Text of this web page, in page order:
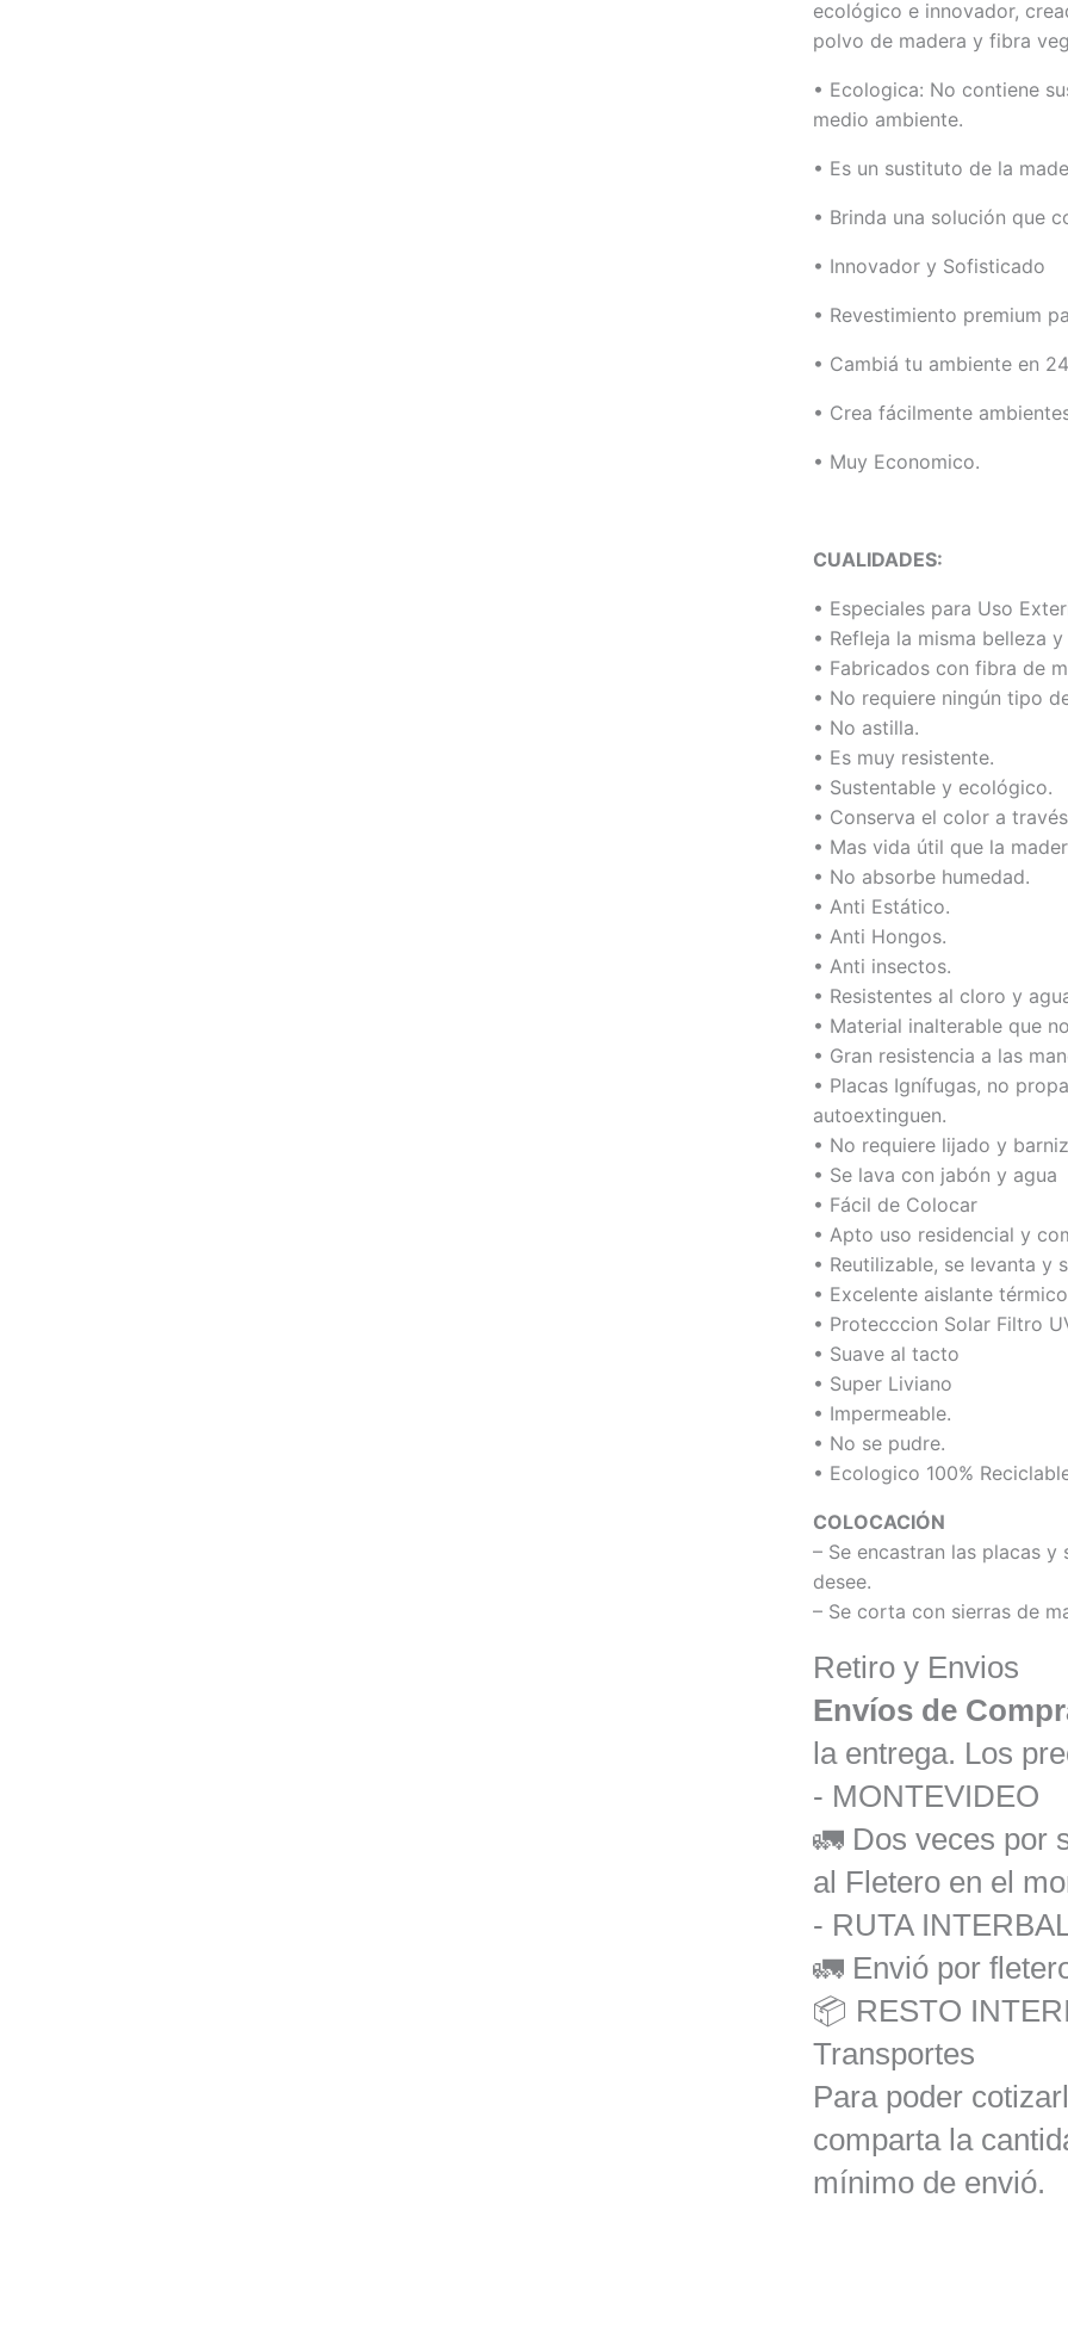
ecológico e innovador,
polvo de madera y fibra
• Ecologica: No contiene
medio ambiente.
• Es un sustituto de la
• Brinda una solución que
• Innovador y Sofisticado
• Revestimiento premium
• Cambiá tu ambiente en
• Crea fácilmente
• Muy Economico.
CUALIDADES:
• Especiales para Uso
• Refleja la misma belleza
• Fabricados con fibra de
• No requiere ningún tipo
• No astilla.
• Es muy resistente.
• Sustentable y ecológico.
• Conserva el color a
• Mas vida útil que la
• No absorbe humedad.
• Anti Estático.
• Anti Hongos.
• Anti insectos.
• Resistentes al cloro y
• Material inalterable que
• Gran resistencia a las
• Placas Ignífugas, no
autoextinguen.
• No requiere lijado y
• Se lava con jabón y agua
• Fácil de Colocar
• Apto uso residencial y
• Reutilizable, se levanta y
• Excelente aislante
• Protecccion Solar Filtro
• Suave al tacto
• Super Liviano
• Impermeable.
• No se pudre.
• Ecologico 100%
COLOCACIÓN
– Se encastran las placas
desee.
– Se corta con sierras de
Retiro y Envios
Envíos de
la entrega. Los
- MONTEVIDEO
🚛 Dos veces por
al Fletero en el
- RUTA
🚛 Envió por
📦 RESTO
Transportes
Para poder
comparta la
mínimo de envió.